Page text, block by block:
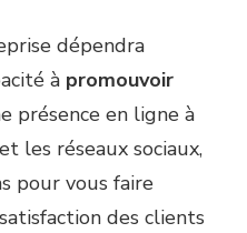
dépendra
à promouvoir
présence en ligne à
les réseaux sociaux,
pour vous faire
des clients